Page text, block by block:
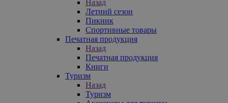
Назад
Летний сезон
Пикник
Спортивные товары
Печатная продукция
Назад
Печатная продукция
Книги
Туризм
Назад
Туризм